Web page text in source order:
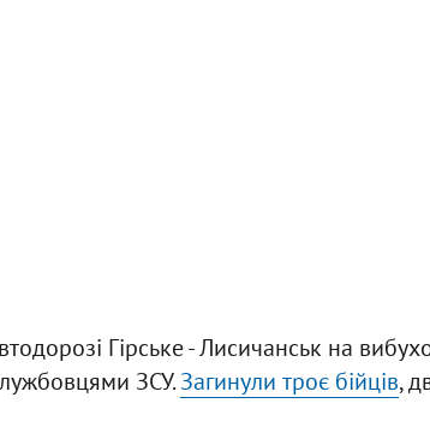
Гірське - Лисичанськ на
ЗСУ.Загинули троє бійців,